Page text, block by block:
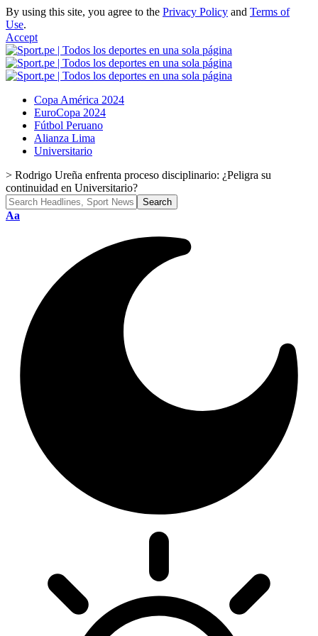
By using this site, you agree to the Privacy Policy and Terms of
Use.
Accept
Copa América 2024
EuroCopa 2024
Fútbol Peruano
Alianza Lima
Universitario
> Rodrigo Ureña enfrenta proceso disciplinario: ¿Peligra su
continuidad en Universitario?
Font
Aa